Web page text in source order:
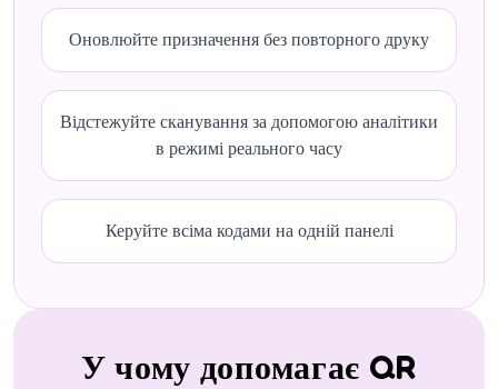
Оновлюйте призначення без повторного друку
Відстежуйте сканування за допомогою аналітики
в режимі реального часу
Керуйте всіма кодами на одній панелі
У чому допомагає QR